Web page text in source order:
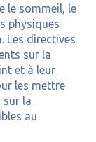
le sommeil, le
physiques
Les directives
sur la
et à leur
les mettre
sur la
au